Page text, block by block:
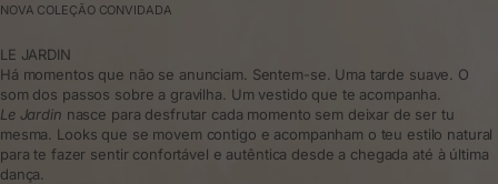
NOVA COLEÇÃO CONVIDADA
LE JARDIN
Há momentos que não se anunciam. Sentem-se. Uma tarde suave. O
som dos passos sobre a gravilha. Um vestido que te acompanha.
Le Jardin nasce para desfrutar cada momento sem deixar de ser tu
mesma. Looks que se movem contigo e acompanham o teu estilo natural
para te fazer sentir confortável e autêntica desde a chegada até à última
dança.